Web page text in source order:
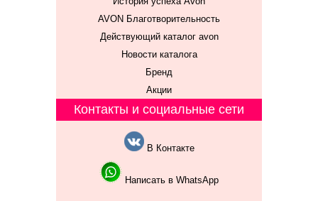
AVON Благотворительность
Действующий каталог avon
Новости каталога
Бренд
Акции
Контакты и социальные сети
В Контакте
Написать в WhatsApp